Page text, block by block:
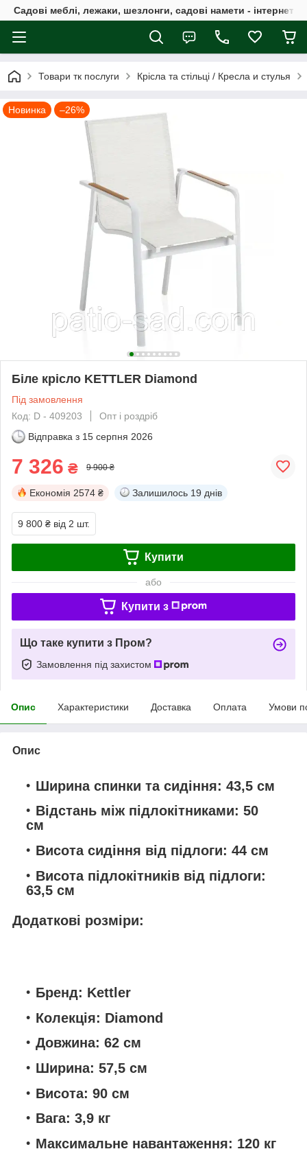
Садові меблі, лежаки, шезлонги, садові намети - інтернет-
Товари тк послуги Крісла та стільці / Кресла и стулья
Новинка –26%
Біле крісло KETTLER Diamond
Під замовлення
Код: D - 409203
Опт і роздріб
Відправка з 15 серпня 2026
7 326 ₴ 9 900 ₴
Економія 2574 ₴ Залишилось 19 днів
9 800 ₴ від 2 шт.
Купити
або
Купити з
Що таке купити з Пром?
Замовлення під захистом
Опис Характеристики Доставка Оплата Умови
Опис
Бренд: Kettler
Колекція: Diamond
Довжина: 62 см
Ширина: 57,5 см
Висота: 90 см
Вага: 3,9 кг
Максимальне навантаження: 120 кг
Додаткові розміри:
Ширина спинки та сидіння: 43,5 см
Відстань між підлокітниками: 50
см
Висота сидіння від підлоги: 44 см
Висота підлокітників від підлоги:
63,5 см